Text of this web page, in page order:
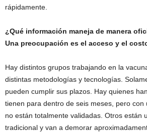
rápidamente.
¿Qué información maneja de manera
Una preocupación es el acceso y el
Hay distintos grupos trabajando en la
distintas metodologías y tecnologías.
pueden cumplir sus plazos. Hay quienes
tienen para dentro de seis meses, pero con
no están totalmente validadas. Otros están
tradicional y van a demorar